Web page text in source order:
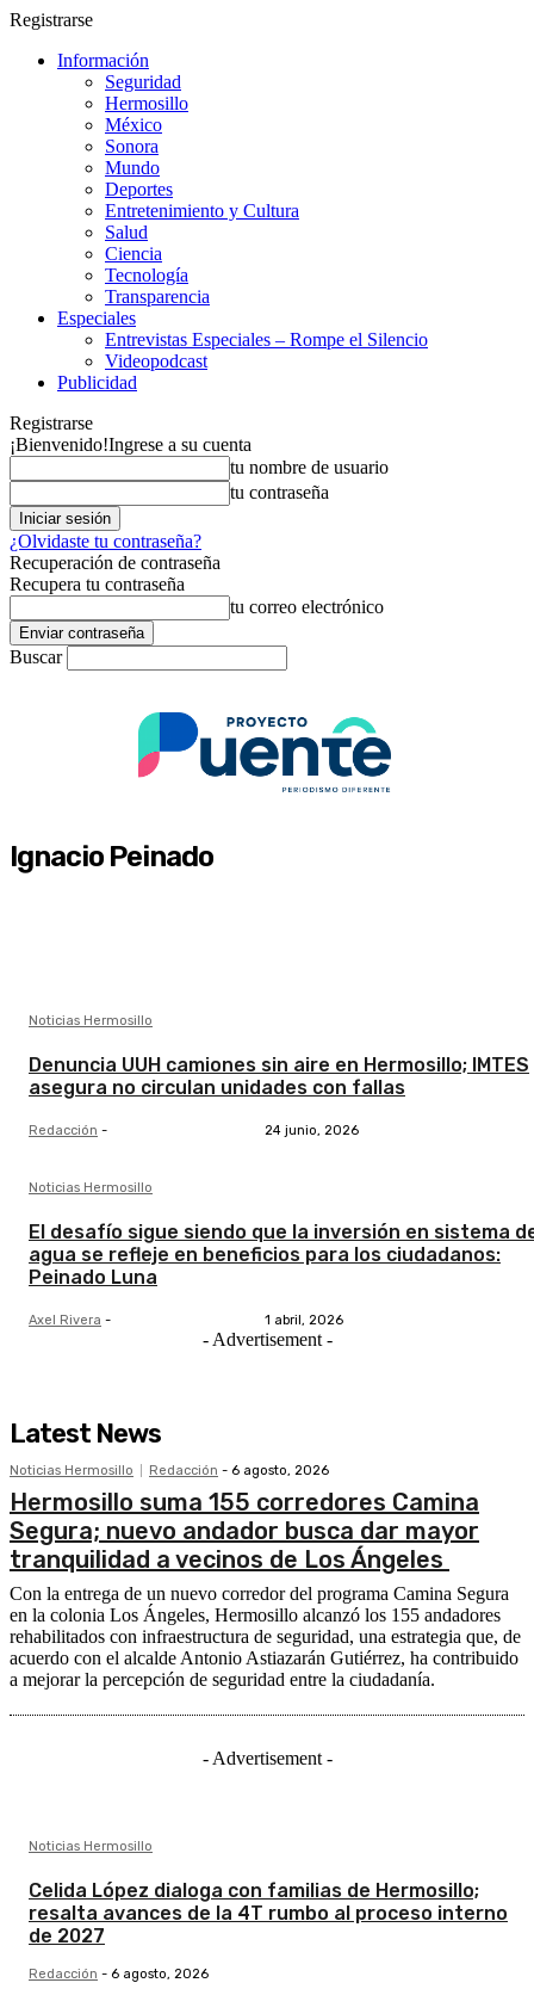
Registrarse
Información
Seguridad
Hermosillo
México
Sonora
Mundo
Deportes
Entretenimiento y Cultura
Salud
Ciencia
Tecnología
Transparencia
Especiales
Entrevistas Especiales – Rompe el Silencio
Videopodcast
Publicidad
Registrarse
¡Bienvenido!Ingrese a su cuenta
tu nombre de usuario
tu contraseña
¿Olvidaste tu contraseña?
Recuperación de contraseña
Recupera tu contraseña
tu correo electrónico
Buscar
Ignacio Peinado
Noticias Hermosillo
Denuncia UUH camiones sin aire en Hermosillo; IMTES
asegura no circulan unidades con fallas
Redacción - 24 junio, 2026
Noticias Hermosillo
El desafío sigue siendo que la inversión en sistema
agua se refleje en beneficios para los ciudadanos:
Peinado Luna
Axel Rivera - 1 abril, 2026
- Advertisement -
Latest News
Noticias Hermosillo Redacción - 6 agosto, 2026
Hermosillo suma 155 corredores Camina
Segura; nuevo andador busca dar mayor
tranquilidad a vecinos de Los Ángeles
Con la entrega de un nuevo corredor del programa Camina Segura
en la colonia Los Ángeles, Hermosillo alcanzó los 155 andadores
rehabilitados con infraestructura de seguridad, una estrategia que, de
acuerdo con el alcalde Antonio Astiazarán Gutiérrez, ha contribuido
a mejorar la percepción de seguridad entre la ciudadanía.
- Advertisement -
Noticias Hermosillo
Celida López dialoga con familias de Hermosillo;
resalta avances de la 4T rumbo al proceso interno
de 2027
Redacción - 6 agosto, 2026